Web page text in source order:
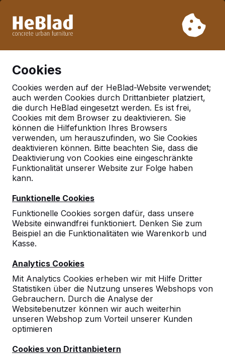
Woche 33 nicht. Bitte berücksichtigen Sie daher längere
Cookies
Cookies werden auf der HeBlad-Website verwendet;
auch werden Cookies durch Drittanbieter platziert,
die durch HeBlad eingesetzt werden. Es ist frei,
Cookies mit dem Browser zu deaktivieren. Sie
können die Hilfefunktion Ihres Browsers
verwenden, um herauszufinden, wo Sie Cookies
deaktivieren können. Bitte beachten Sie, dass die
Deaktivierung von Cookies eine eingeschränkte
Funktionalität unserer Website zur Folge haben
kann.
Funktionelle Cookies
Funktionelle Cookies sorgen dafür, dass unsere
Website einwandfrei funktioniert. Denken Sie zum
Beispiel an die Funktionalitäten wie Warenkorb und
Kasse.
Analytics Cookies
Mit Analytics Cookies erheben wir mit Hilfe Dritter
Statistiken über die Nutzung unseres Webshops von
Gebrauchern. Durch die Analyse der
Websitebenutzer können wir auch weiterhin
unseren Webshop zum Vorteil unserer Kunden
optimieren
Cookies von Drittanbietern
Deutschland
Referenties in:Stelle
10
sammeln, aber bisher sind wir voll
auf zufrieden. Platte sieht gut aus, scheint
Vandalismus sicher zu sein, sonst melden wir
uns wieder!
Alles perfekt!
13-03-2015